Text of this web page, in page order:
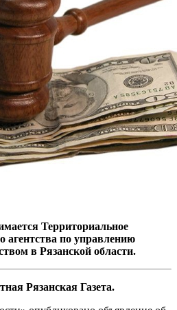
Территориальное
агентства по управлению
в Рязанской области.
Рязанская Газета.